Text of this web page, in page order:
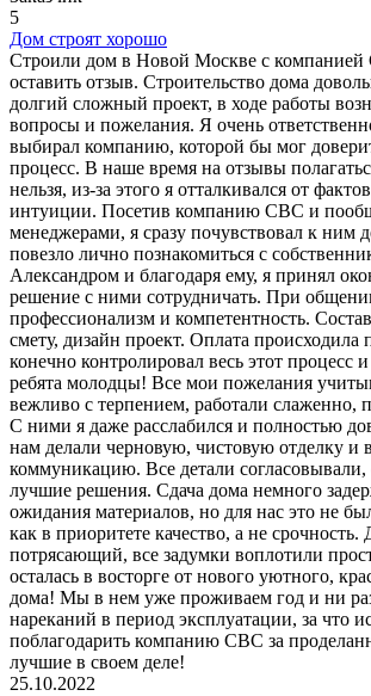
5
Дом строят хорошо
Строили дом в Новой Москве с компанией
оставить отзыв. Строительство дома
долгий сложный проект, в ходе работы
вопросы и пожелания. Я очень
выбирал компанию, которой бы мог
процесс. В наше время на отзывы
нельзя, из-за этого я отталкивался от
интуиции. Посетив компанию CBC и
менеджерами, я сразу почувствовал к ним
повезло лично познакомиться с
Александром и благодаря ему, я принял
решение с ними сотрудничать. При
профессионализм и компетентность.
смету, дизайн проект. Оплата происходила
конечно контролировал весь этот процесс
ребята молодцы! Все мои пожелания
вежливо с терпением, работали слаженно,
С ними я даже расслабился и полностью
нам делали черновую, чистовую отделку
коммуникацию. Все детали согласовывали,
лучшие решения. Сдача дома немного
ожидания материалов, но для нас это не
как в приоритете качество, а не срочность.
потрясающий, все задумки воплотили
осталась в восторге от нового уютного,
дома! Мы в нем уже проживаем год и ни
нареканий в период эксплуатации, за что
поблагодарить компанию CBC за
лучшие в своем деле!
25.10.2022